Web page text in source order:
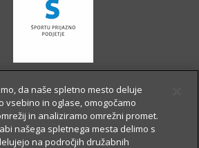
da naše spletno mesto deluje
vsebino in oglase, omogočamo
in analiziramo omrežni promet.
našega spletnega mesta delimo s
na področjih družabnih